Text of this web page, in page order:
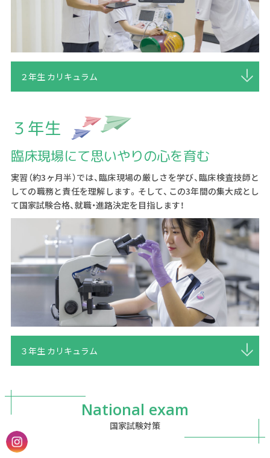
２年生 カリキュラム
３年生
臨床現場にて思いやりの心を育む
実習（約3ヶ月半）では、臨床現場の厳しさを学び、臨床検査技師と
しての職務と責任を理解します。そして、この3年間の集大成とし
て国家試験合格、就職・進路決定を目指します！
３年生 カリキュラム
National exam
国家試験対策